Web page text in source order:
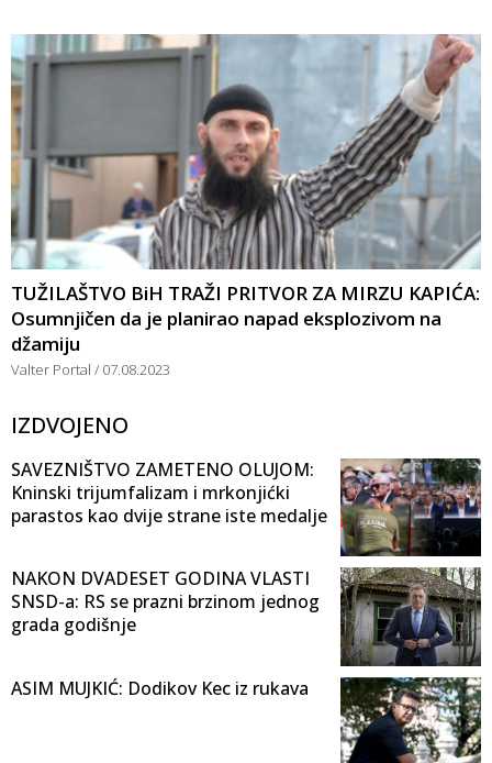
TUŽILAŠTVO BiH TRAŽI PRITVOR ZA MIRZU KAPIĆA:
Osumnjičen da je planirao napad eksplozivom na
džamiju
Valter Portal 07.08.2023
IZDVOJENO
SAVEZNIŠTVO ZAMETENO OLUJOM:
Kninski trijumfalizam i mrkonjićki
parastos kao dvije strane iste medalje
NAKON DVADESET GODINA VLASTI
SNSD-a: RS se prazni brzinom jednog
grada godišnje
ASIM MUJKIĆ: Dodikov Kec iz rukava